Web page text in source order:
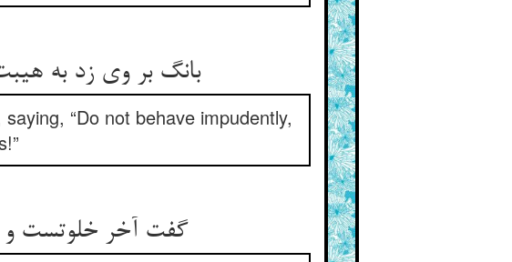
بانگ بر وی زد به
“Do not behave impudently,
گفت آخر خلوتست